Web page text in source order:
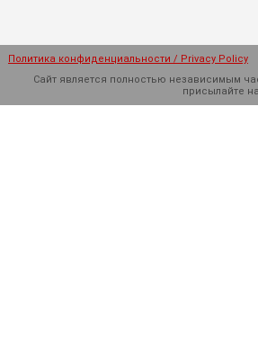
Политика конфиденциальности / Privacy Policy
Сайт является полностью независимым
присылайте на